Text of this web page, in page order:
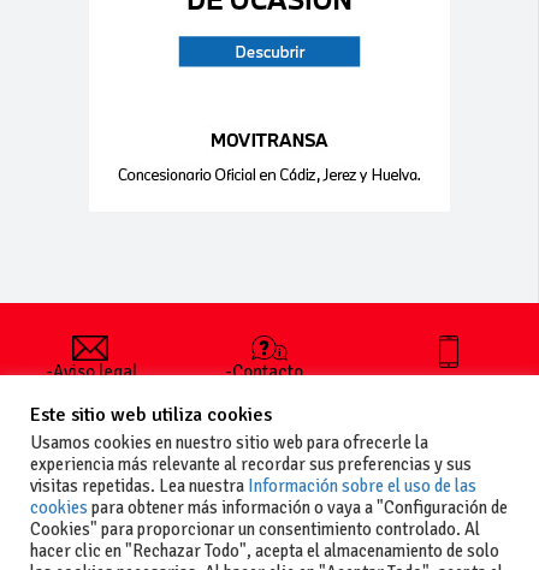
-Aviso legal
generales
de uso
-Política de
privacidad
-Política de
cookies
-Contacto
publicar un
anuncio
-Vende+
+34 627 35
Este sitio web utiliza cookies
Usamos cookies en nuestro sitio web para ofrecerle la
experiencia más relevante al recordar sus preferencias y sus
visitas repetidas. Lea nuestra Información sobre el uso de las
cookies para obtener más información o vaya a "Configuración de
Cookies" para proporcionar un consentimiento controlado. Al
hacer clic en "Rechazar Todo", acepta el almacenamiento de solo